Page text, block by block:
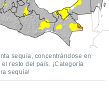
sequía, concentrándose en
resto del país. ¡Categoría
sequía!